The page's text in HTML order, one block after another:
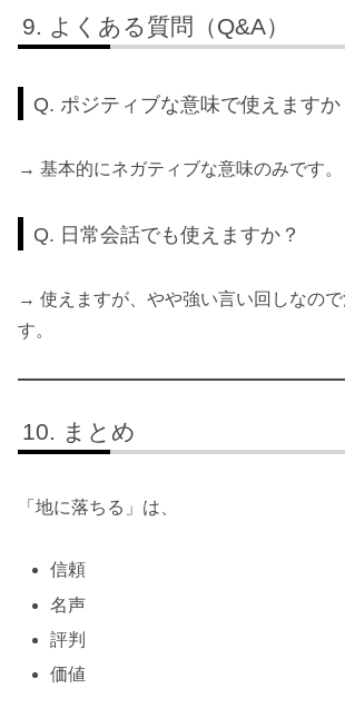
よくある質問（Q&A）
Q. ポジティブな意味で使えますか
→ 基本的にネガティブな意味のみです。
Q. 日常会話でも使えますか？
→ 使えますが、やや強い言い回しなの
す。
まとめ
「地に落ちる」は、
信頼
名声
評判
価値